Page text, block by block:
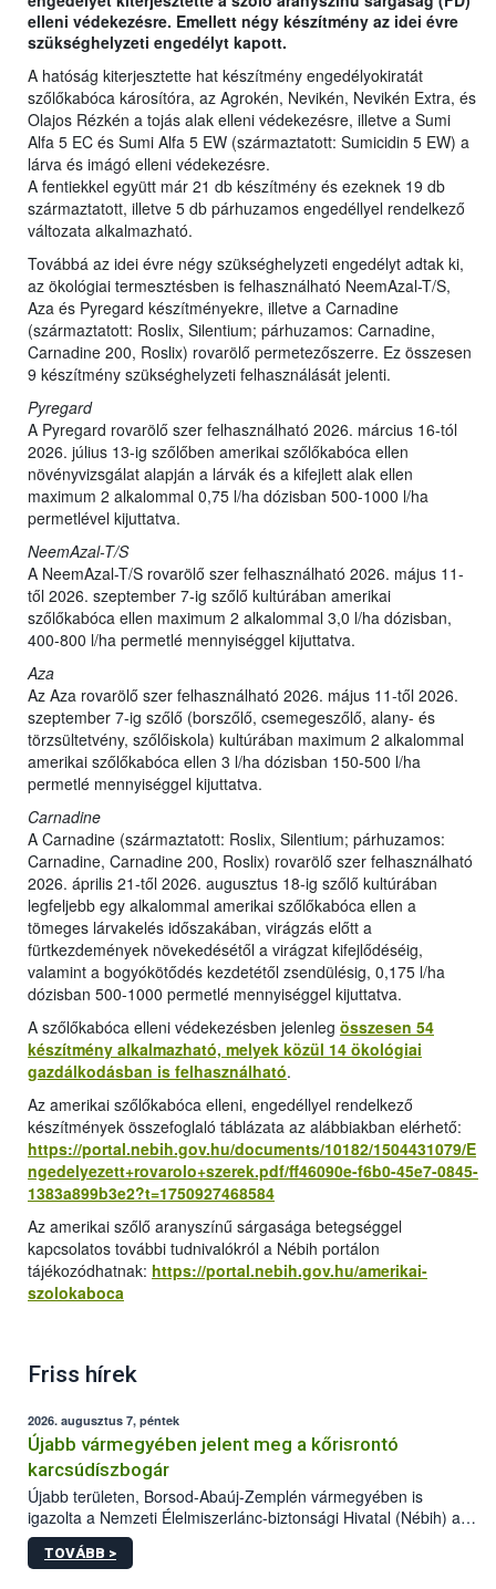
elleni védekezésre. Emellett négy készítmény az idei évre
szükséghelyzeti engedélyt kapott.
A hatóság kiterjesztette hat készítmény engedélyokiratát
szőlőkabóca károsítóra, az Agrokén, Nevikén, Nevikén Extra, és
Olajos Rézkén a tojás alak elleni védekezésre, illetve a Sumi
Alfa 5 EC és Sumi Alfa 5 EW (származtatott: Sumicidin 5 EW) a
lárva és imágó elleni védekezésre.
A fentiekkel együtt már 21 db készítmény és ezeknek 19 db
származtatott, illetve 5 db párhuzamos engedéllyel rendelkező
változata alkalmazható.
Továbbá az idei évre négy szükséghelyzeti engedélyt adtak ki,
az ökológiai termesztésben is felhasználható NeemAzal-T/S,
Aza és Pyregard készítményekre, illetve a Carnadine
(származtatott: Roslix, Silentium; párhuzamos: Carnadine,
Carnadine 200, Roslix) rovarölő permetezőszerre. Ez összesen
9 készítmény szükséghelyzeti felhasználását jelenti.
Pyregard
A Pyregard rovarölő szer felhasználható 2026. március 16-tól
2026. július 13-ig szőlőben amerikai szőlőkabóca ellen
növényvizsgálat alapján a lárvák és a kifejlett alak ellen
maximum 2 alkalommal 0,75 l/ha dózisban 500-1000 l/ha
permetlével kijuttatva.
NeemAzal-T/S
A NeemAzal-T/S rovarölő szer felhasználható 2026. május 11-
től 2026. szeptember 7-ig szőlő kultúrában amerikai
szőlőkabóca ellen maximum 2 alkalommal 3,0 l/ha dózisban,
400-800 l/ha permetlé mennyiséggel kijuttatva.
Aza
Az Aza rovarölő szer felhasználható 2026. május 11-től 2026.
szeptember 7-ig szőlő (borszőlő, csemegeszőlő, alany- és
törzsültetvény, szőlőiskola) kultúrában maximum 2 alkalommal
amerikai szőlőkabóca ellen 3 l/ha dózisban 150-500 l/ha
permetlé mennyiséggel kijuttatva.
Carnadine
A Carnadine (származtatott: Roslix, Silentium; párhuzamos:
Carnadine, Carnadine 200, Roslix) rovarölő szer felhasználható
2026. április 21-től 2026. augusztus 18-ig szőlő kultúrában
legfeljebb egy alkalommal amerikai szőlőkabóca ellen a
tömeges lárvakelés időszakában, virágzás előtt a
fürtkezdemények növekedésétől a virágzat kifejlődéséig,
valamint a bogyókötődés kezdetétől zsendülésig, 0,175 l/ha
dózisban 500-1000 permetlé mennyiséggel kijuttatva.
A szőlőkabóca elleni védekezésben jelenleg összesen 54
készítmény alkalmazható, melyek közül 14 ökológiai
gazdálkodásban is felhasználható.
Az amerikai szőlőkabóca elleni, engedéllyel rendelkező
készítmények összefoglaló táblázata az alábbiakban elérhető:
https://portal.nebih.gov.hu/documents/10182/1504431079/E
ngedelyezett+rovarolo+szerek.pdf/ff46090e-f6b0-45e7-0845-
1383a899b3e2?t=1750927468584
Az amerikai szőlő aranyszínű sárgasága betegséggel
kapcsolatos további tudnivalókról a Nébih portálon
tájékozódhatnak: https://portal.nebih.gov.hu/amerikai-
szolokaboca
Friss hírek
2026. augusztus 7, péntek
Újabb vármegyében jelent meg a kőrisrontó
karcsúdíszbogár
Újabb területen, Borsod-Abaúj-Zemplén vármegyében is
igazolta a Nemzeti Élelmiszerlánc-biztonsági Hivatal (Nébih) a
kőrisrontó karcsúdíszbogár (Agrilus planipennis) jelenlétét. A
kártevőt nem csak színcsapdában találták meg, de már fertőzött
TOVÁBB >